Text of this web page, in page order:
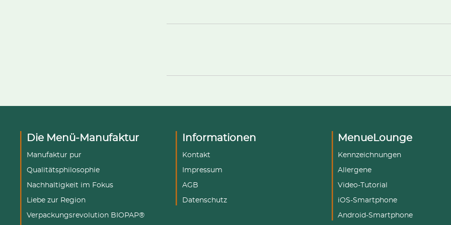
Die Menü-Manufaktur
Manufaktur pur
Qualitätsphilosophie
Nachhaltigkeit im Fokus
Liebe zur Region
Verpackungsrevolution BIOPAP®
Informationen
Kontakt
Impressum
AGB
Datenschutz
MenueLounge
Kennzeichnungen
Allergene
Video-Tutorial
iOS-Smartphone
Android-Smartphone